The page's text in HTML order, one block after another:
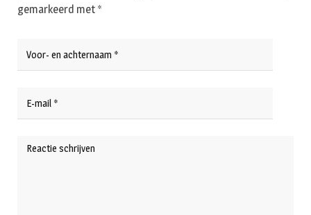
gemarkeerd met *